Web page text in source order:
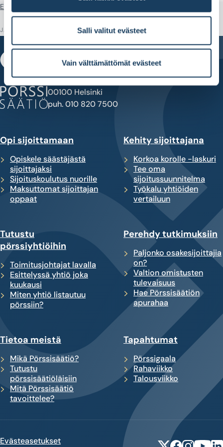
Salli valitut evästeet
Vain välttämättömät evästeet
Etusivu
JAA
Fabianinkatu 14
00100 Helsinki
puh. 010 820 7500
Opi sijoittamaan
Opiskele säästäjästä
sijoittajaksi
Sijoituskoulutus nuorille
Maksuttomat sijoittajan
oppaat
Kehity sijoittajana
Korkoa korolle -laskuri
Tee oma
sijoitussuunnitelma
Työkalu yhtiöiden
vertailuun
Tutustu
pörssiyhtiöihin
Toimitusjohtajat lavalla
Esittelyssä yhtiö joka
kuukausi
Miten yhtiö listautuu
pörssiin?
Perehdy tutkimuksiin
Paljonko osakesijoittajia
on?
Valtion omistusten
tulevaisuus
Hae Pörssisäätiön
apurahaa
Tietoa meistä
Mikä Pörssisäätiö?
Tutustu
pörssisäätiöläisiin
Mitä Pörssisäätiö
tavoittelee?
Tapahtumat
Pörssigaala
Rahaviikko
Talousviikko
Evästeasetukset